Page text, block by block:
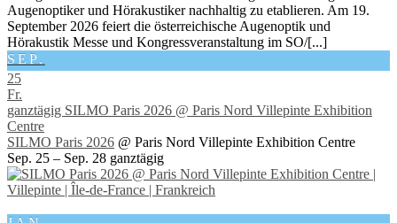
Augenoptiker und Hörakustiker nachhaltig zu etablieren. Am 19.
September 2026 feiert die österreichische Augenoptik und
Hörakustik Messe und Kongressveranstaltung im SO/[...]
SEP.
25
Fr.
ganztägig SILMO Paris 2026 @ Paris Nord Villepinte Exhibition
Centre
SILMO Paris 2026 @ Paris Nord Villepinte Exhibition Centre
Sep. 25 – Sep. 28 ganztägig